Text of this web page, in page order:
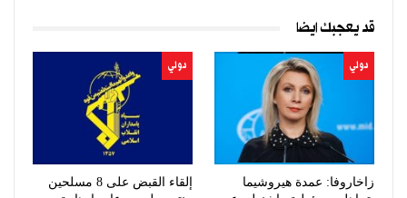
قد يعجبك ايضا
دولي
زاخاروفا: عمدة هيروشيما
دولي
إلقاء القبض على 8 مسلحين